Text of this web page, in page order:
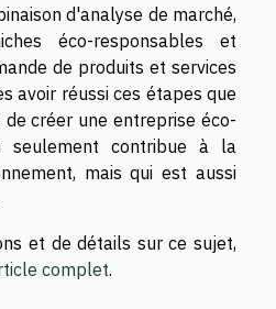
d'analyse de marché,
éco-responsables et
de produits et services
avoir réussi ces étapes que
créer une entreprise éco-
seulement contribue à la
mais qui est aussi
et de détails sur ce sujet,
complet.